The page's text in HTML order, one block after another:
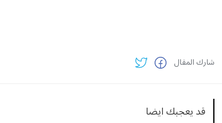
شارك المقال
قد يعجبك ايضا